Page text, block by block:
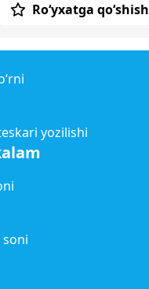
Ro‘yxatga qo‘shish
yozilishi
soni